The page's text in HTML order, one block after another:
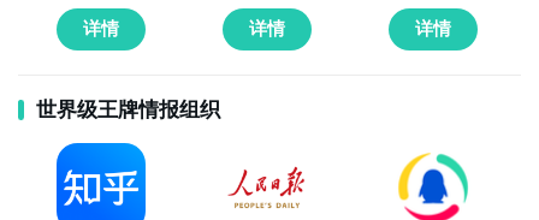
详情 详情 详情
世界级王牌情报组织